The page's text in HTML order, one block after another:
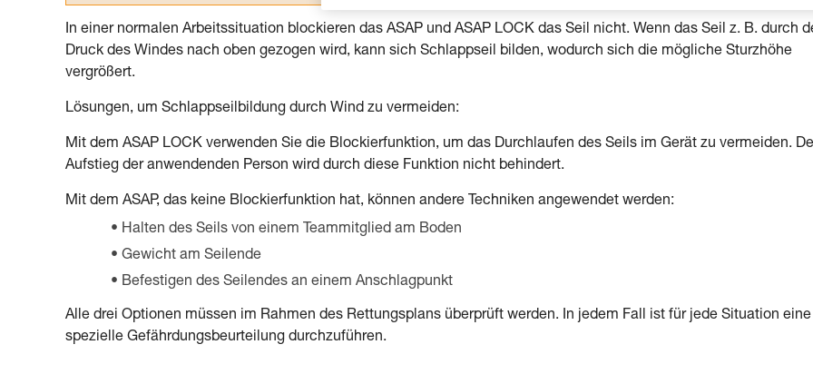
In einer normalen Arbeitssituation blockieren das ASAP und ASAP LOCK das Seil nicht. Wenn das Seil z. B. durch
Druck des Windes nach oben gezogen wird, kann sich Schlappseil bilden, wodurch sich die mögliche Sturzhöhe
vergrößert.
Lösungen, um Schlappseilbildung durch Wind zu vermeiden:
Mit dem ASAP LOCK verwenden Sie die Blockierfunktion, um das Durchlaufen des Seils im Gerät zu vermeiden.
Aufstieg der anwendenden Person wird durch diese Funktion nicht behindert.
Mit dem ASAP, das keine Blockierfunktion hat, können andere Techniken angewendet werden:
Halten des Seils von einem Teammitglied am Boden
Gewicht am Seilende
Befestigen des Seilendes an einem Anschlagpunkt
Alle drei Optionen müssen im Rahmen des Rettungsplans überprüft werden. In jedem Fall ist für jede Situation eine
spezielle Gefährdungsbeurteilung durchzuführen.